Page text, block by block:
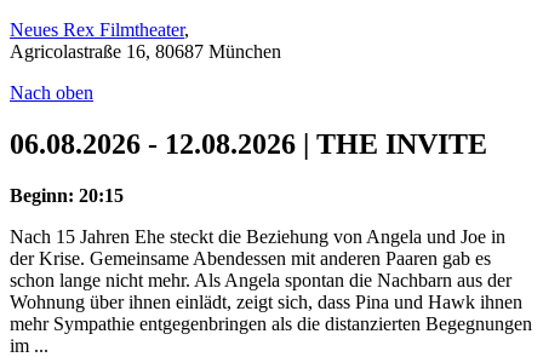
Neues Rex Filmtheater,
Agricolastraße 16, 80687 München
Nach oben
06.08.2026 - 12.08.2026 | THE INVITE
Beginn: 20:15
Nach 15 Jahren Ehe steckt die Beziehung von Angela und Joe in
der Krise. Gemeinsame Abendessen mit anderen Paaren gab es
schon lange nicht mehr. Als Angela spontan die Nachbarn aus der
Wohnung über ihnen einlädt, zeigt sich, dass Pina und Hawk ihnen
mehr Sympathie entgegenbringen als die distanzierten Begegnungen
im ...